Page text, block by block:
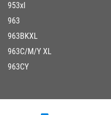
953xl
963
963BKXL
963C/M/Y XL
963CY